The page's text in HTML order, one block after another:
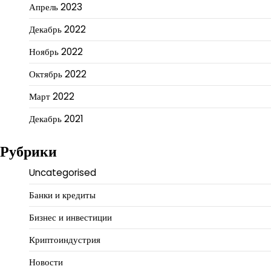
Апрель 2023
Декабрь 2022
Ноябрь 2022
Октябрь 2022
Март 2022
Декабрь 2021
Рубрики
Uncategorised
Банки и кредиты
Бизнес и инвестиции
Криптоиндустрия
Новости